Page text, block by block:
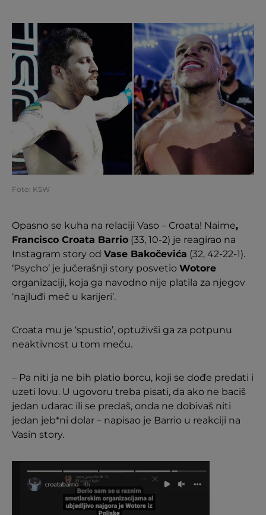
Foto: KSW
Opasno se kuha na relaciji Vaso – Croata! Naime,
Francisco Croata Barrio (33, 10-2) je reagirao na
Instagram story od Vase Bakočevića (32, 42-22-1).
‘Psycho’ je jučerašnji story posvetio Wotore
organizaciji, koja ga navodno nije platila za njegov
‘najluđi meč u karijeri’.
Croata mu je ‘spustio’, optuživši ga za potpunu
neaktivnost u tom meču.
– Pa niti ja ne bih platio borcu, koji se dođe predati i
uzeti lovu. U ugovoru treba pisati, da ako ne baciš
jedan udarac ili se predaš, onda ne dobivaš niti
jedan jeb*ni dolar – napisao je Barrio u reakciji na
Vasin story.